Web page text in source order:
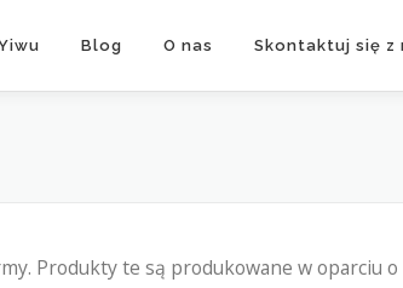
Blog O nas Skontaktuj się z
Produkty te są produkowane w oparciu o